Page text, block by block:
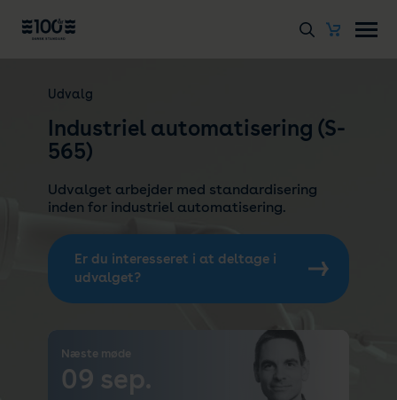
Udvalg
Industriel automatisering (S-
565)
Udvalget arbejder med standardisering
inden for industriel automatisering.
Er du interesseret i at deltage i
udvalget?
Næste møde
09 sep.